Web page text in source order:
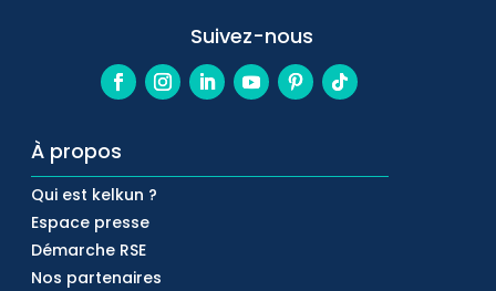
Suivez-nous
À propos
Qui est kelkun ?
Espace presse
Démarche RSE
Nos partenaires